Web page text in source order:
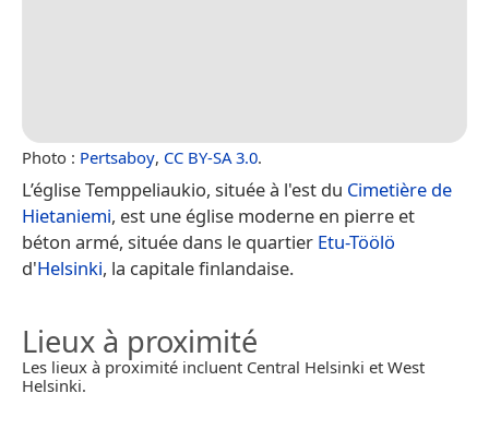
Photo : Pertsaboy, CC BY-SA 3.0.
L’église Temppeliaukio, située à l'est du Cimetière de
Hietaniemi, est une église moderne en pierre et
béton armé, située dans le quartier Etu-Töölö
d'Helsinki, la capitale finlandaise.
Lieux à proximité
Les lieux à proximité incluent Central Helsinki et West
Helsinki.